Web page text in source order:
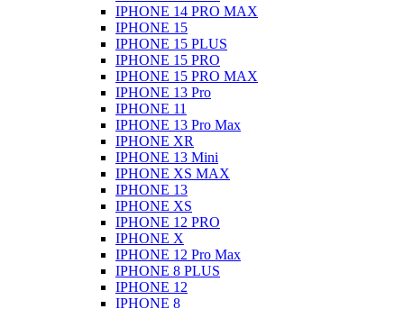
IPHONE 14 PRO MAX
IPHONE 15
IPHONE 15 PLUS
IPHONE 15 PRO
IPHONE 15 PRO MAX
IPHONE 13 Pro
IPHONE 11
IPHONE 13 Pro Max
IPHONE XR
IPHONE 13 Mini
IPHONE XS MAX
IPHONE 13
IPHONE XS
IPHONE 12 PRO
IPHONE X
IPHONE 12 Pro Max
IPHONE 8 PLUS
IPHONE 12
IPHONE 8